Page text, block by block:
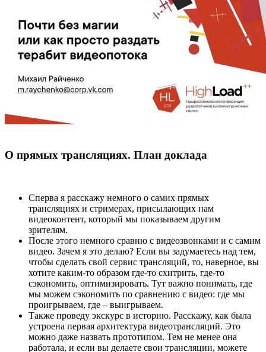
О прямых трансляциях. План доклада
Сперва я расскажу немного о самих прямых
трансляциях и стримерах, присылающих нам
видеоконтент, который мы показываем другим
зрителям.
После этого немного сравню с видеозвонками и с самим
видео. Зачем я это делаю? Если вы задумаетесь над тем,
чтобы сделать свой сервис трансляций, то, наверное, вы
хотите каким-то образом где-то схитрить, где-то
сэкономить, оптимизировать. Тут важно понимать, где
мы можем сэкономить по сравнению с видео: где мы
проигрываем, где – выигрываем.
Также проведу экскурс в историю. Расскажу, как была
устроена первая архитектура видеотрансляций. Это
можно даже назвать прототипом. Тем не менее она
работала, и если вы делаете свои трансляции, можете